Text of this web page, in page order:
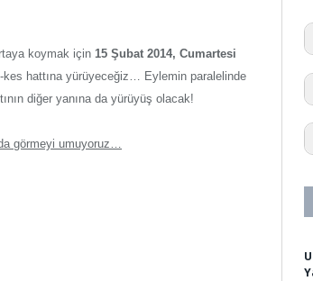
koymak için 15 Şubat 2014, Cumartesi
kes hattına yürüyeceğiz… Eylemin paralelinde
diğer yanına da yürüyüş olacak!
görmeyi umuyoruz…